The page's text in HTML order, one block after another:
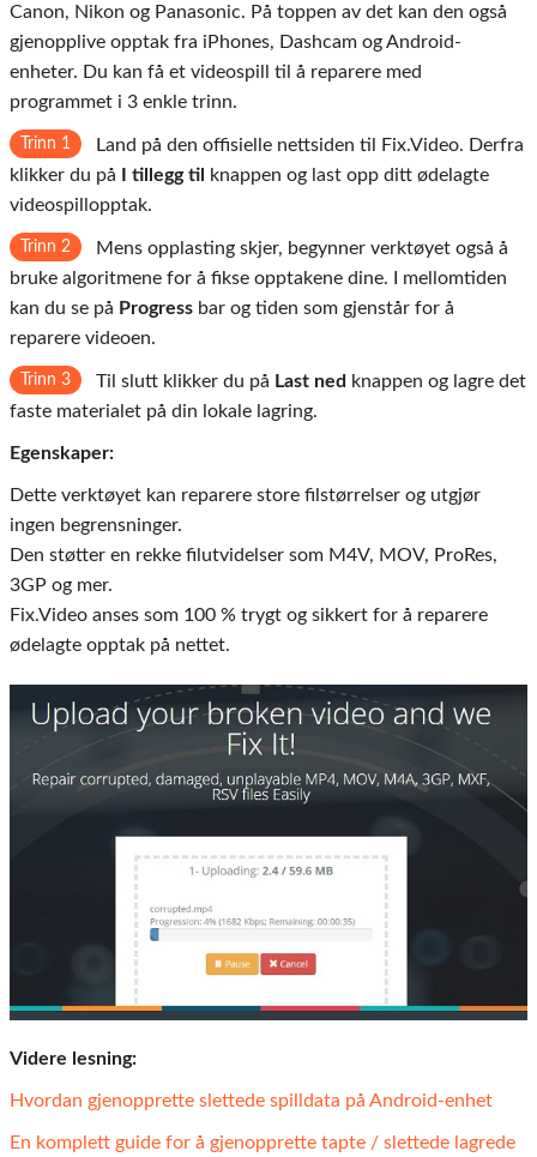
Canon, Nikon og Panasonic. På toppen av det kan den også
gjenopplive opptak fra iPhones, Dashcam og Android-
enheter. Du kan få et videospill til å reparere med
programmet i 3 enkle trinn.
Trinn 1
Land på den offisielle nettsiden til Fix.Video. Derfra
klikker du på
I tillegg til
knappen og last opp ditt ødelagte
videospillopptak.
Trinn 2
Mens opplasting skjer, begynner verktøyet også å
bruke algoritmene for å fikse opptakene dine. I mellomtiden
kan du se på Progress bar og tiden som gjenstår for å
reparere videoen.
Trinn 3 Til slutt klikker du på Last ned knappen og lagre det
faste materialet på din lokale lagring.
Egenskaper:
Dette verktøyet kan reparere store filstørrelser og utgjør
ingen begrensninger.
Den støtter en rekke filutvidelser som M4V, MOV, ProRes,
3GP og mer.
Fix.Video anses som 100 % trygt og sikkert for å reparere
ødelagte opptak på nettet.
Videre lesning:
Hvordan gjenopprette slettede spilldata på Android-enhet
En komplett guide for å gjenopprette tapte / slettede lagrede